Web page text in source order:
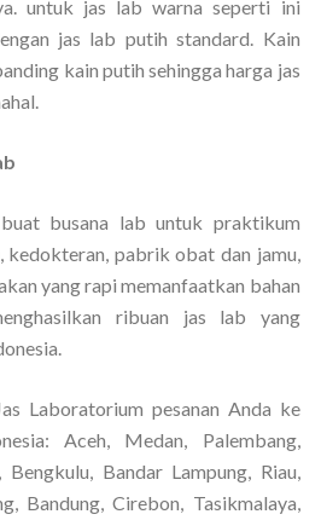
untuk jas lab warna seperti ini
jas lab putih standard. Kain
kain putih sehingga harga jas
busana lab untuk praktikum
kedokteran, pabrik obat dan jamu,
yang rapi memanfaatkan bahan
ribuan jas lab yang
Laboratorium pesanan Anda ke
Aceh, Medan, Palembang,
Bandar Lampung, Riau,
Bandung, Cirebon, Tasikmalaya,